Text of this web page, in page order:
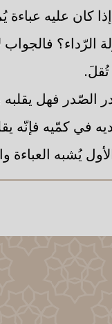
كان عليه عباءة
الرّداء؟ فالجواب
تُقلَ.
الصّدر فهل
كمّيه فإنّه
يُشبه العباءة